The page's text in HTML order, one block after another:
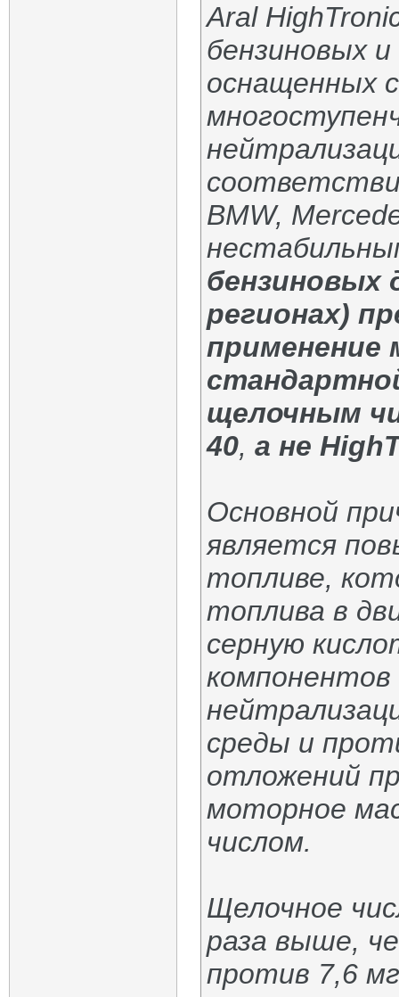
Aral
бензиновых
оснащенных
BMW,
бензиновых
регионах)
применение
щелочным
40, а не
Основной
является
топливе,
топлива в
серную
среды и
отложений
моторное
числом.
Щелочное
раза выше,
против 7,6